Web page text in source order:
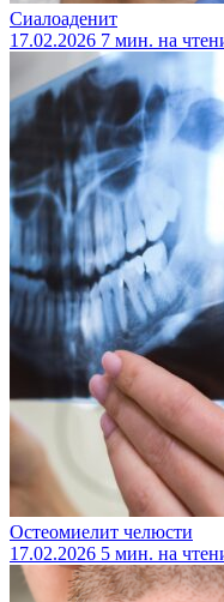
Сиалоаденит
17.02.2026 7 мин. на
Остеомиелит челюсти
17.02.2026 5 мин. на